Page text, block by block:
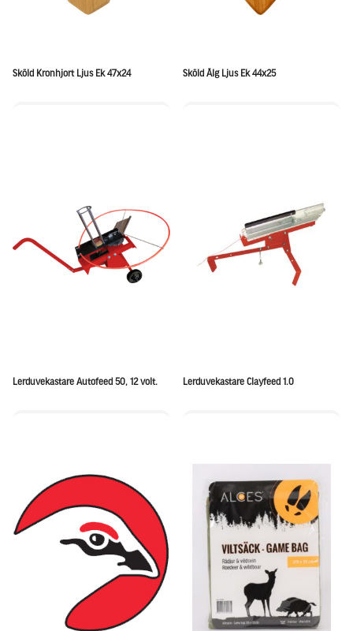
Sköld Kronhjort Ljus Ek 47x24 Sköld Älg Ljus Ek 44x25
Lerduvekastare Autofeed 50, 12 volt. Lerduvekastare Clayfeed 1.0